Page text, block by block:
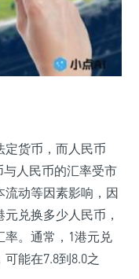
定货币，而人民币
与人民币的汇率受市
动等因素影响，因
兑换多少人民币，
率。通常，1港元兑
能在7.8到8.0之